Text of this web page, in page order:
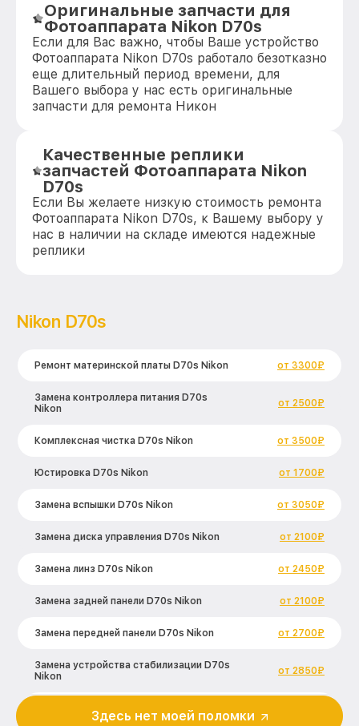
Оригинальные запчасти для
Фотоаппарата Nikon D70s
Если для Вас важно, чтобы Ваше устройство
Фотоаппарата Nikon D70s работало безотказно
еще длительный период времени, для
Вашего выбора у нас есть оригинальные
запчасти для ремонта Никон
Качественные реплики
запчастей Фотоаппарата Nikon
D70s
Если Вы желаете низкую стоимость ремонта
Фотоаппарата Nikon D70s, к Вашему выбору у
нас в наличии на складе имеются надежные
реплики
Nikon D70s
Ремонт материнской платы D70s Nikon от 3300₽
Замена контроллера питания D70s
Nikon
от 2500₽
Комплексная чистка D70s Nikon от 3500₽
Юстировка D70s Nikon от 1700₽
Замена вспышки D70s Nikon от 3050₽
Замена диска управления D70s Nikon от 2100₽
Замена линз D70s Nikon от 2450₽
Замена задней панели D70s Nikon от 2100₽
Замена передней панели D70s Nikon от 2700₽
Замена устройства стабилизации D70s
Nikon
от 2850₽
Замена фокусировочного экрана D70s
Здесь нет моей поломки